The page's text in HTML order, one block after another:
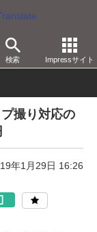
検索 Impressサイト
撮り対応の
年1月29日 16:26